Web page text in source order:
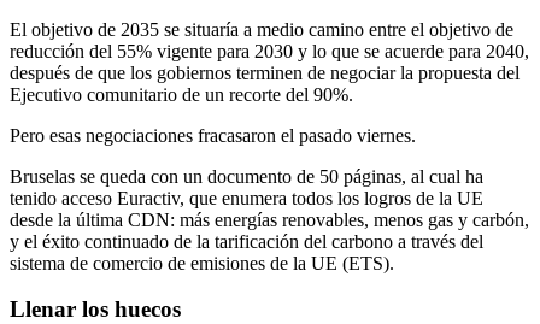
El objetivo de 2035 se situaría a medio camino entre el objetivo de
reducción del 55% vigente para 2030 y lo que se acuerde para 2040,
después de que los gobiernos terminen de negociar la propuesta del
Ejecutivo comunitario de un recorte del 90%.
Pero esas negociaciones fracasaron el pasado viernes.
Bruselas se queda con un documento de 50 páginas, al cual ha
tenido acceso Euractiv, que enumera todos los logros de la UE
desde la última CDN: más energías renovables, menos gas y carbón,
y el éxito continuado de la tarificación del carbono a través del
sistema de comercio de emisiones de la UE (ETS).
Llenar los huecos